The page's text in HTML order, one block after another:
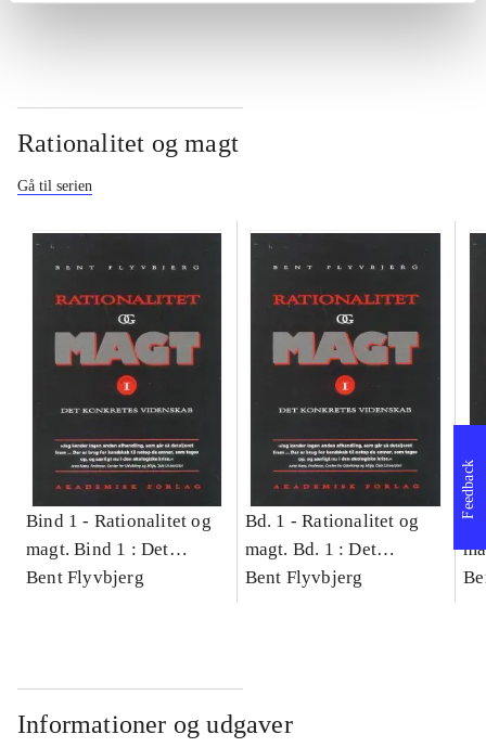
Rationalitet og magt
Gå til serien
Bind 1 - Rationalitet og
magt. Bind 1 : Det
konkretes videnskab
Bent Flyvbjerg
Bd. 1 -Rationalitet og
magt. Bd. 1 : Det
konkretes videnskab
Bent Flyvbjerg
Informationer og udgaver
Feedback